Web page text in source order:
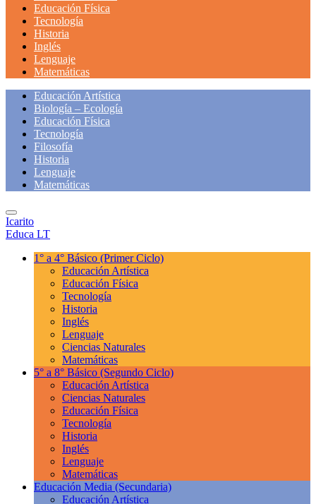
Educación Física
Tecnología
Historia
Inglés
Lenguaje
Matemáticas
Educación Artística
Biología – Ecología
Educación Física
Tecnología
Filosofía
Historia
Lenguaje
Matemáticas
Icarito
Educa LT
1° a 4° Básico (Primer Ciclo)
Educación Artística
Educación Física
Tecnología
Historia
Inglés
Lenguaje
Ciencias Naturales
Matemáticas
5° a 8° Básico (Segundo Ciclo)
Educación Artística
Ciencias Naturales
Educación Física
Tecnología
Historia
Inglés
Lenguaje
Matemáticas
Educación Media (Secundaria)
Educación Artística